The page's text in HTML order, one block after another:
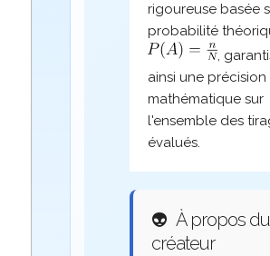
rigoureuse basée
probabilité
,
ainsi une précision
mathématique sur
l'ensemble des
évalués.
👽 À propos du
créateur